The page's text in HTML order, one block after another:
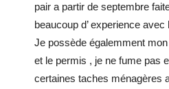
pair a partir de septembre
beaucoup d’ experience avec
Je possède égalemment
et le permis , je ne fume pas
certaines taches ménagères